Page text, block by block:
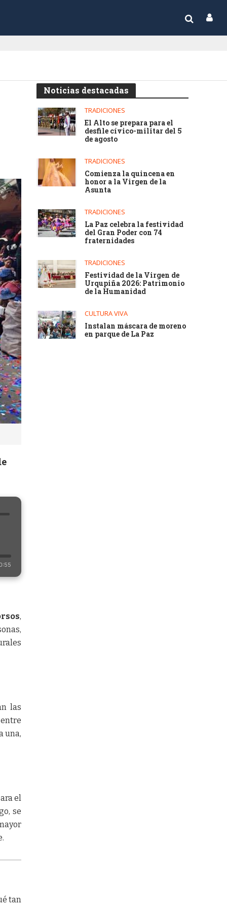
,
las
una,
el
se
tan
Noticias destacadas
TRADICIONES
El Alto se prepara para el
desfile cívico-militar del 5
de agosto
TRADICIONES
Comienza la quincena en
honor a la Virgen de la
Asunta
TRADICIONES
La Paz celebra la festividad
del Gran Poder con 74
fraternidades
TRADICIONES
Festividad de la Virgen de
Urqupiña 2026: Patrimonio
de la Humanidad
CULTURA VIVA
Instalan máscara de moreno
en parque de La Paz